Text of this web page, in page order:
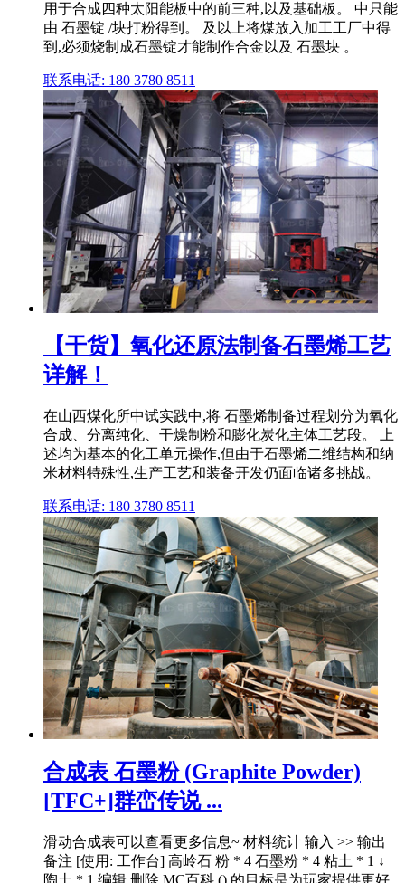
用于合成四种太阳能板中的前三种,以及基础板。 中只能
由 石墨锭 /块打粉得到。 及以上将煤放入加工工厂中得
到,必须烧制成石墨锭才能制作合金以及 石墨块 。
联系电话: 180 3780 8511
【干货】氧化还原法制备石墨烯工艺
详解！
在山西煤化所中试实践中,将 石墨烯制备过程划分为氧化
合成、分离纯化、干燥制粉和膨化炭化主体工艺段。 上
述均为基本的化工单元操作,但由于石墨烯二维结构和纳
米材料特殊性,生产工艺和装备开发仍面临诸多挑战。
联系电话: 180 3780 8511
合成表 石墨粉 (Graphite Powder)
[TFC+]群峦传说 ...
滑动合成表可以查看更多信息~ 材料统计 输入 >> 输出
备注 [使用: 工作台] 高岭石 粉 * 4 石墨粉 * 4 粘土 * 1 ↓
陶土 * 1 编辑 删除 MC百科 () 的目标是为玩家提供更好